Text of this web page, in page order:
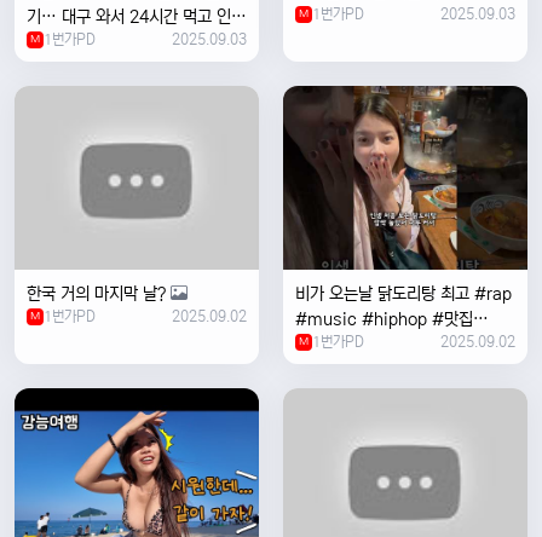
기… 대구 와서 24시간 먹고 인생
위로받았습니다
M 1번가PD 2025.09.03
M 1번가PD 2025.09.03
한국 거의 마지막 날?
M 1번가PD 2025.09.02
비가 오는날 ￼닭도리탕 최고 #rap
#music #hiphop #맛집
#travel #여행 #food ￼
M 1번가PD 2025.09.02